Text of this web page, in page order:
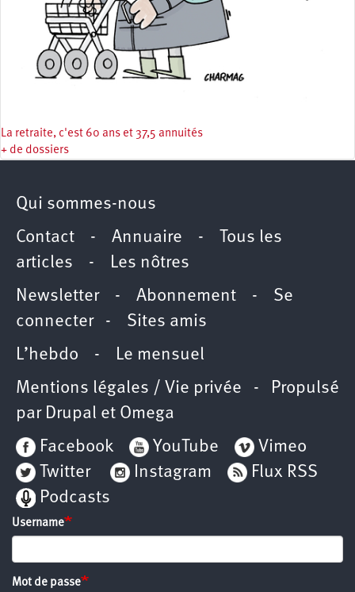
La retraite, c'est 60 ans et 37,5 annuités
+ de dossiers
Qui sommes-nous
Contact - Annuaire -
Tous les
articles - Les nôtres
Newsletter- Abonnement - Se
connecter- Sites amis
L’hebdo - Le mensuel
Mentions légales / Vie privée - Propulsé
par Drupal et Omega
Facebook
YouTube
Vimeo
Twitter
Instagram
Flux RSS
Podcasts
Username
Mot de passe